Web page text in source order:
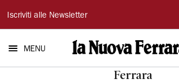
La
Nuova
Ferrara
Iscriviti alle Newsletter
MENU
Ferrara